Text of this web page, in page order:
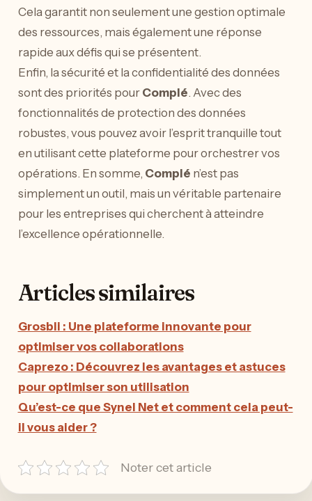
Cela garantit non seulement une gestion optimale
des ressources, mais également une réponse
rapide aux défis qui se présentent.
Enfin, la sécurité et la confidentialité des données
sont des priorités pour Complé. Avec des
fonctionnalités de protection des données
robustes, vous pouvez avoir l’esprit tranquille tout
en utilisant cette plateforme pour orchestrer vos
opérations. En somme, Complé n’est pas
simplement un outil, mais un véritable partenaire
pour les entreprises qui cherchent à atteindre
l’excellence opérationnelle.
Articles similaires
Grosbli : Une plateforme innovante pour
optimiser vos collaborations
Caprezo : Découvrez les avantages et astuces
pour optimiser son utilisation
Qu’est-ce que Synel Net et comment cela peut-
il vous aider ?
Noter cet article